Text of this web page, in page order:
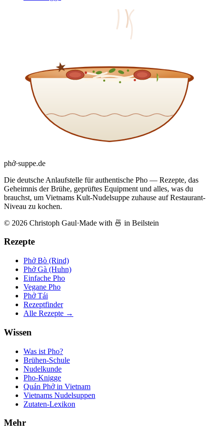
phở·suppe.de
Die deutsche Anlaufstelle für authentische Pho — Rezepte, das
Geheimnis der Brühe, geprüftes Equipment und alles, was du
brauchst, um Vietnams Kult-Nudelsuppe zuhause auf Restaurant-
Niveau zu kochen.
© 2026 Christoph Gaul·Made with 🍜 in Beilstein
Rezepte
Phở Bò (Rind)
Phở Gà (Huhn)
Einfache Pho
Vegane Pho
Phở Tái
Rezeptfinder
Alle Rezepte →
Wissen
Was ist Pho?
Brühen-Schule
Nudelkunde
Pho-Knigge
Quán Phở in Vietnam
Vietnams Nudelsuppen
Zutaten-Lexikon
Mehr